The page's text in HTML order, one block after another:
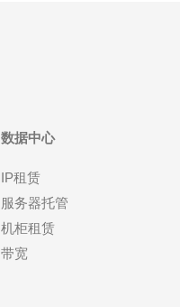
数据中心
IP租赁
服务器托管
机柜租赁
带宽